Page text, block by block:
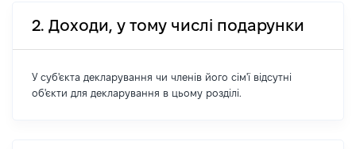
2. Доходи, у тому числі подарунки
У суб'єкта декларування чи членів його сім'ї відсутні
об'єкти для декларування в цьому розділі.